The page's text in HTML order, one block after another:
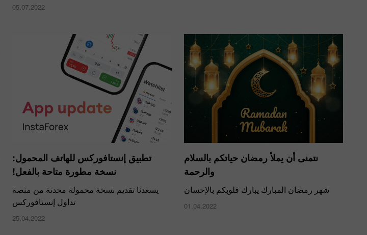
05.07.2022
تطبيق إنستافوركس للهاتف المحمول:
نسخة مطورة متاحة بالفعل!
يسعدنا تقديم نسخة محمولة محدثة من منصة
تداول إنستافوركس
25.04.2022
نتمنى أن يملأ رمضان حياتكم بالسلام
والرحمة
شهر رمضان المبارك يبارك قلوبكم بالإحسان
01.04.2022